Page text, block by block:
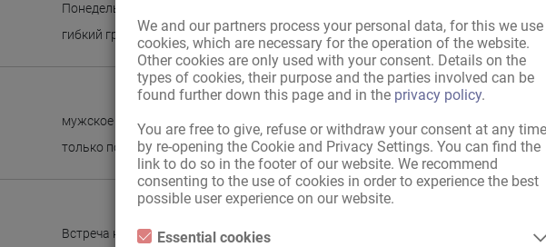
We and our partners process your personal data, for this we use
cookies, which are necessary for the operation of the website.
Other cookies are only used with your consent. Details on the
types of cookies, their purpose and the parties involved can be
found further down this page and in the privacy policy.
You are free to give, refuse or withdraw your consent at any time
by re-opening the Cookie and Privacy Settings. You can find the
link to do so in the footer of our website. We recommend
consenting to the use of cookies in order to experience the best
possible user experience on our website.
Essential cookies
Понедельник
гибкий график
мужское сопровождение
только по договоренности
Встреча на железнодорожном вокзале / в аэропорту